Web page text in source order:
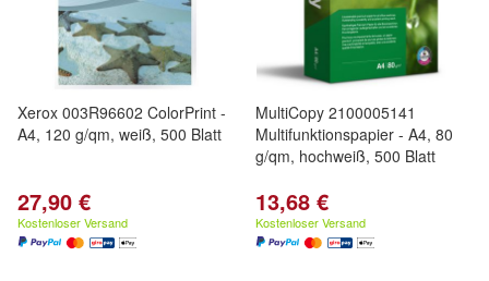
Xerox 003R96602 ColorPrint -
A4, 120 g/qm, weiß, 500 Blatt
27,90 €
Kostenloser Versand
MultiCopy 2100005141
Multifunktionspapier - A4, 80
g/qm, hochweiß, 500 Blatt
13,68 €
Kostenloser Versand